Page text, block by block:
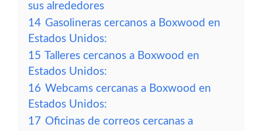
sus alrededores
14 Gasolineras cercanos a Boxwood en
Estados Unidos:
15 Talleres cercanos a Boxwood en
Estados Unidos:
16 Webcams cercanas a Boxwood en
Estados Unidos:
17 Oficinas de correos cercanas a